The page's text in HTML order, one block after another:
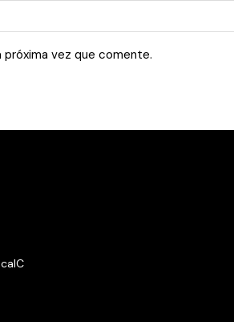
vez que comente.